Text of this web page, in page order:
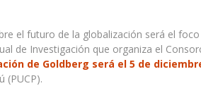
el futuro de la globalización será el
de Investigación que organiza el
de Goldberg será el 5 de
(PUCP).